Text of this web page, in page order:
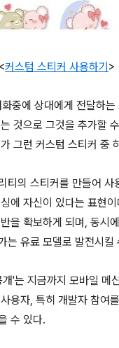
<커스텀 스티커 사용하기>
중에 상대에게 전달하는
것으로 그것을 추가할
그런 커스텀 스티커 중
티의 스티커를 만들어 사
에 자신이 있다는 표현
을 확보하게 되며, 동시
는 유료 모델로 발전시킬
'는 지금까지 모바일 메
용자, 특히 개발자 참여
수 있다.